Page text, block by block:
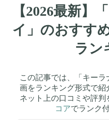
【2026最新】
イ」のおすす
ラン
この記事では、「キー
画をランキング形式で
ネット上の口コミや評判
コアでランク